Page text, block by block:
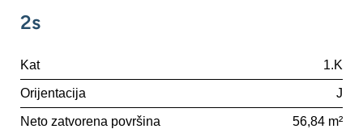
2s
Kat 1.K
Orijentacija J
Neto zatvorena površina 56,84 m²